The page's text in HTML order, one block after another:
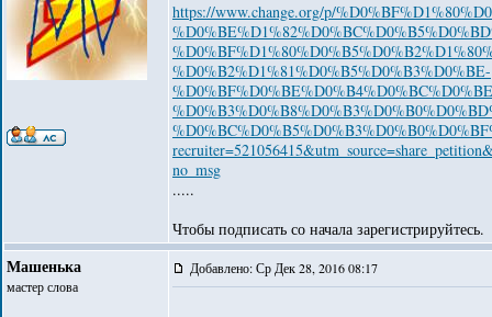
https://www.change.org/p/
%D0%B2%D1%81%D0%B5%D0%B3%D0%BE-
no_msg
.....
Чтобы подписать со начала зарегистрируйтесь.
Машенька
мастер слова
Добавлено: Ср Дек 28, 2016 08:17